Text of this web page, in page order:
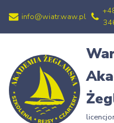
Przejdź
treści
info@wiatr.waw.pl